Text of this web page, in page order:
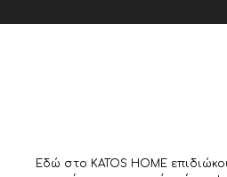
Εδώ στο KATOS HOME